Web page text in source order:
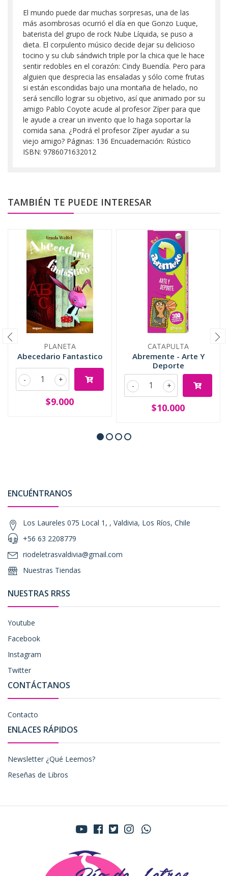
El mundo puede dar muchas sorpresas, una de las
más asombrosas ocurrió el día en que Gonzo Luque,
baterista del grupo de rock Nube Líquida, se puso a
dieta. El corpulento músico decide dejar su delicioso
tocino y su club sándwich triple por la chica que le hace
sentir redobles en el corazón: Cindy Buendía. Pero para
alguien que desprecia las ensaladas y sólo come frutas
si están escondidas bajo una montaña de helado, no
será sencillo lograr su objetivo, así que animado por su
amigo Pablo Coyote acude al profesor Zíper para que
le ayude a crear un invento que lo haga soportar la
comida sana. ¿Podrá el profesor Zíper ayudar a su
viejo amigo? Páginas: 136 Encuadernación: Rústico
ISBN: 9786071632012
TAMBIÉN TE PUEDE INTERESAR
PLANETA
Abecedario Fantastico
+
-
$9.000
CATAPULTA
Abremente - Arte Y
Deporte
+
-
$10.000
ENCUÉNTRANOS
Los Laureles 075 Local 1, , Valdivia, Los Ríos, Chile
+56 63 2208779
riodeletrasvaldivia@gmail.com
Nuestras Tiendas
NUESTRAS RRSS
Youtube
Facebook
Instagram
Twitter
CONTÁCTANOS
Contacto
ENLACES RÁPIDOS
Newsletter ¿Qué Leemos?
Reseñas de Libros